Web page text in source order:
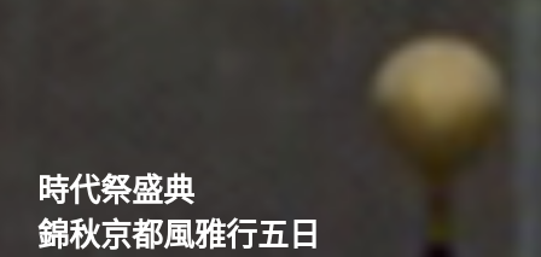
時代祭盛典
錦秋京都風雅行五日